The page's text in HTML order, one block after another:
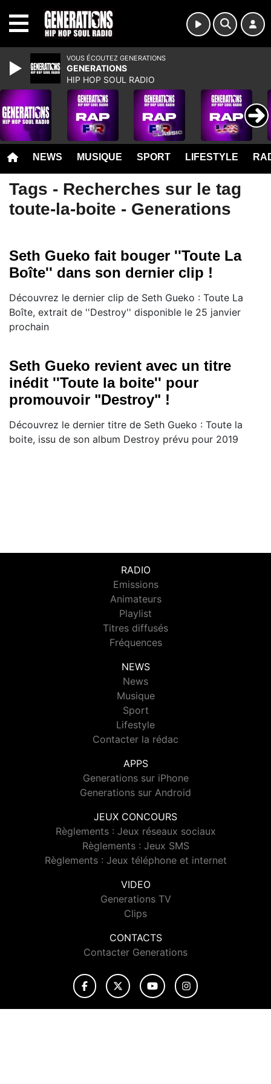
NEWS MUSIQUE SPORT LIFESTYLE
Tags - Recherches sur le tag
toute-la-boite - Generations
Seth Gueko fait bouger ''Toute La
Boîte'' dans son dernier clip !
Découvrez le dernier clip de Seth Gueko : Toute La
Boîte, extrait de ''Destroy'' disponible le 25 janvier
prochain
Seth Gueko revient avec un titre
inédit ''Toute la boite'' pour
promouvoir "Destroy" !
Découvrez le dernier titre de Seth Gueko : Toute la
boite, issu de son album Destroy prévu pour 2019
RADIO
Emissions
Animateurs
Playlist
Titres diffusés
Fréquences
NEWS
News
Musique
Sport
Lifestyle
Contacter la rédac
APPS
Generations sur iPhone
Generations sur Android
JEUX CONCOURS
Règlements : Jeux réseaux sociaux
Règlements : Jeux SMS
Règlements : Jeux téléphone et internet
VIDEO
Generations TV
Clips
CONTACTS
Contacter Generations
VOUS ÉCOUTEZ GENERATIONS
GENERATIONS
HIP HOP SOUL RADIO